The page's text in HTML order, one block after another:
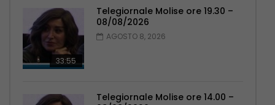
33:55
Telegiornale Molise ore 19.30 –
08/08/2026
AGOSTO 8, 2026
Telegiornale Molise ore 14.00 –